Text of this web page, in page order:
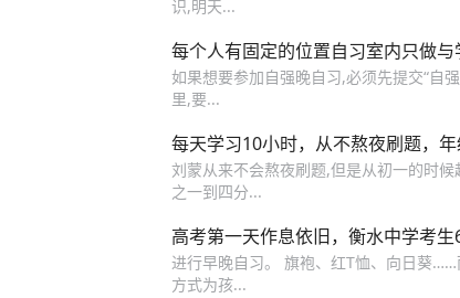
识,明天...
每个人有固定的位置自习室内只做
如果想要参加自强晚自习,必须先提交“自
里,要...
每天学习10小时，从不熬夜刷题，
刘蒙从来不会熬夜刷题,但是从初一的时
之一到四分...
高考第一天作息依旧，衡水中学考
进行早晚自习。 旗袍、红T恤、向日葵
方式为孩...